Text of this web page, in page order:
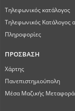
Τηλεφωνικός κατάλογος
Τηλεφωνικός Κατάλογος
Πληροφορίες
ΠΡΟΣΒΑΣΗ
Χάρτης
Πανεπιστημιούπολη
Μέσα Μαζικής